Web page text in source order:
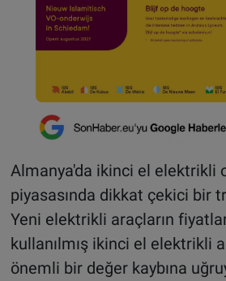
Almanya'da ikinci el elektrikli
piyasasında dikkat çekici bir
Yeni elektrikli araçların
kullanılmış ikinci el elektrikli
önemli bir değer kaybına